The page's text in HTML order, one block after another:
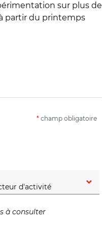
sur plus de
partir du printemps
* champ obligatoire
obligatoire)
à consulter